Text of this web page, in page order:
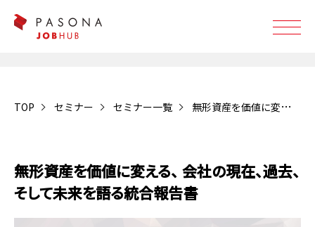
TOP セミナー セミナー一覧 無形資産を価値に変える、 会社の現在、過去、そして未来を語る統合報告書
無形資産を価値に変える、 会社の現在、過去、
そして未来を語る統合報告書